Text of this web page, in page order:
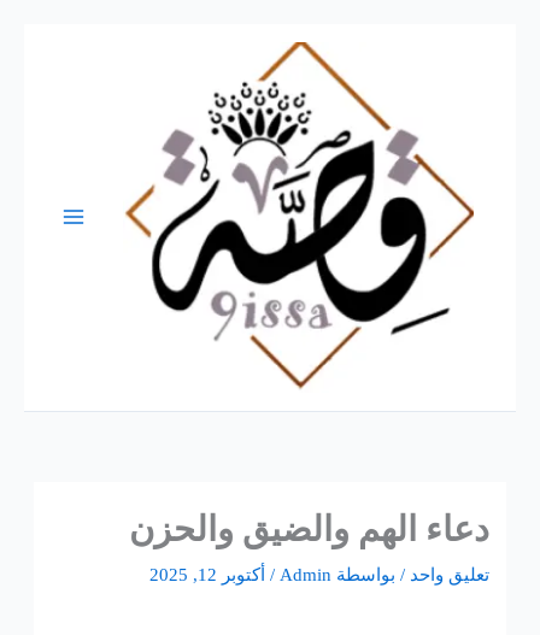
دعاء الهم والضيق والحزن
تعليق واحد / بواسطة Admin
/ أكتوبر 12, 2025